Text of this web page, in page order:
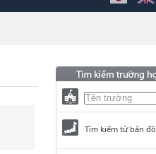
Tìm kiếm từ bản đồ